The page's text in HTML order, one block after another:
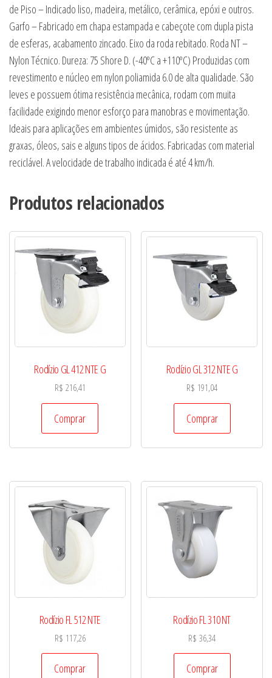
de Piso – Indicado liso, madeira, metálico, cerâmica, epóxi e outros.
Garfo – Fabricado em chapa estampada e cabeçote com dupla pista
de esferas, acabamento zincado. Eixo da roda rebitado. Roda NT –
Nylon Técnico. Dureza: 75 Shore D. (-40ºC a +110ºC) Produzidas com
revestimento e núcleo em nylon poliamida 6.0 de alta qualidade. São
leves e possuem ótima resistência mecânica, rodam com muita
facilidade exigindo menor esforço para manobras e movimentação.
Ideais para aplicações em ambientes úmidos, são resistente as
graxas, óleos, sais e alguns tipos de ácidos. Fabricadas com material
reciclável. A velocidade de trabalho indicada é até 4 km/h.
Produtos relacionados
Rodízio GL 412 NTE G
R$ 216,41
Comprar
Rodízio GL 312 NTE G
R$ 191,04
Comprar
Rodízio FL 512 NTE
R$ 117,26
Comprar
Rodízio FL 310 NT
R$ 36,34
Comprar